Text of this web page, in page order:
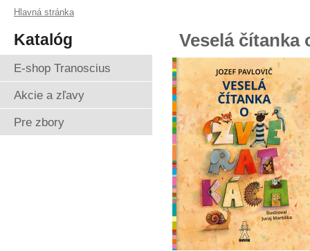
Veselá čítanka
Katalóg
E-shop Tranoscius
Akcie a zľavy
Pre zbory
Hlavná stránka